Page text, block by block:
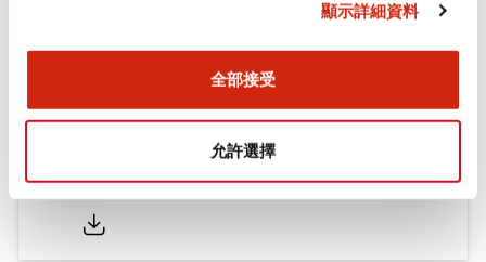
顯示詳細資料
全部接受
允許選擇
2022/04/07.PDF942.26KB
2025/05/19.PDF2.36MB